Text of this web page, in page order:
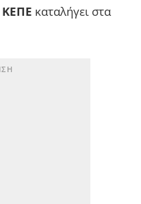
ΚΕΠΕ καταλήγει στα